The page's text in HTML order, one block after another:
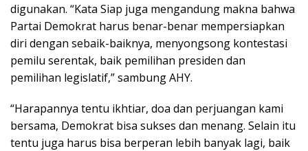
digunakan. “Kata Siap juga mengandung makna bahwa
Partai Demokrat harus benar-benar mempersiapkan
diri dengan sebaik-baiknya, menyongsong kontestasi
pemilu serentak, baik pemilihan presiden dan
pemilihan legislatif,” sambung AHY.
“Harapannya tentu ikhtiar, doa dan perjuangan kami
bersama, Demokrat bisa sukses dan menang. Selain itu
tentu juga harus bisa berperan lebih banyak lagi, baik